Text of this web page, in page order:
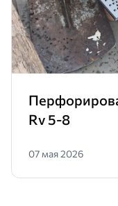
Rv 5-8
07 мая 2026